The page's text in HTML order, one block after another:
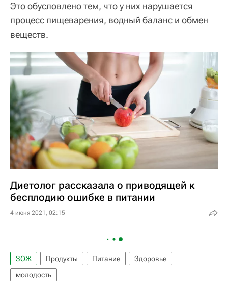
Это обусловлено тем, что у них нарушается
процесс пищеварения, водный баланс и обмен
веществ.
Диетолог рассказала о приводящей к
бесплодию ошибке в питании
4 июня 2021, 02:15
ЗОЖ Продукты Питание
Здоровье
молодость